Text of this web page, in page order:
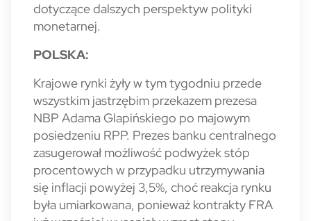
dotyczące dalszych perspektyw polityki
monetarnej.
POLSKA:
Krajowe rynki żyły w tym tygodniu przede
wszystkim jastrzębim przekazem prezesa
NBP Adama Glapińskiego po majowym
posiedzeniu RPP. Prezes banku centralnego
zasugerował możliwość podwyżek stóp
procentowych w przypadku utrzymywania
się inflacji powyżej 3,5%, choć reakcja rynku
była umiarkowana, ponieważ kontrakty FRA